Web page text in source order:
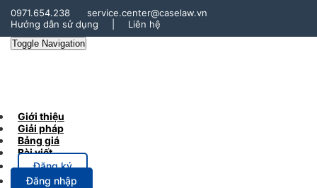
0971.654.238
service.center@caselaw.vn
Hướng dẫn sử dụng
Liên hệ
Toggle Navigation
Giới thiệu
Giải pháp
Bảng giá
Bài viết
Đăng ký
Đăng nhập